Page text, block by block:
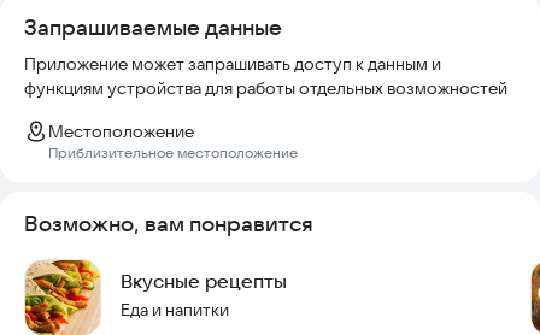
Запрашиваемые данные
Приложение может запрашивать доступ к данным и
функциям устройства для работы отдельных возможностей
Местоположение
Приблизительное местоположение
Возможно, вам понравится
Вкусные рецепты
Еда и напитки